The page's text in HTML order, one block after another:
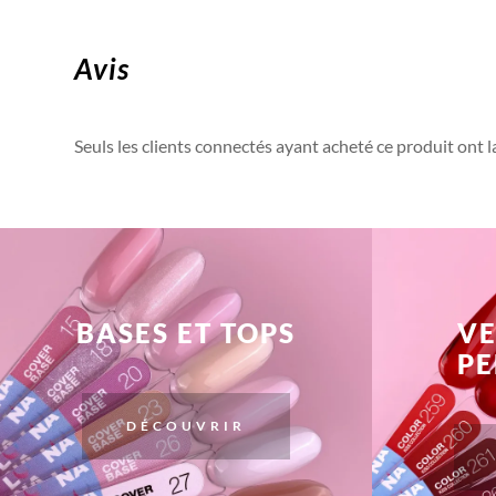
Avis
Seuls les clients connectés ayant acheté ce produit ont
BASES ET TOPS
DÉCOUVRIR